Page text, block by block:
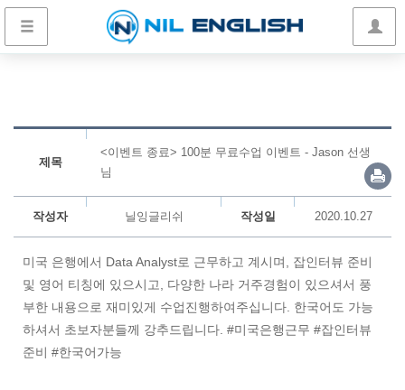
제목
<이벤트 종료> 100분 무료수업 이벤트 - Jason 선생
님
작성자 닐잉글리쉬 작성일 2020.10.27
미국 은행에서 Data Analyst로 근무하고 계시며, 잡인터뷰 준비
및 영어 티칭에 있으시고, 다양한 나라 거주경험이 있으셔서 풍
부한 내용으로 재미있게 수업진행하여주십니다. 한국어도 가능
하셔서 초보자분들께 강추드립니다. #미국은행근무 #잡인터뷰
준비 #한국어가능